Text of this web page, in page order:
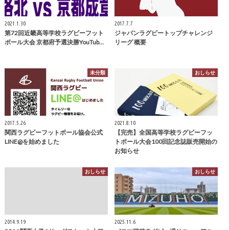
2021.1.30
第72回近畿高等学校ラグビーフット
ボール大会 京都府予選決勝YouTub…
2017.7.7
ジャパンラグビートップチャレンジ
リーグ 概要
未分類
2017.5.26
関西ラグビーフットボール協会公式
LINE@を始めました
おしらせ
2021.8.10
【完売】全国高等学校ラグビーフッ
トボール大会100回記念誌販売開始の
お知らせ
おしらせ
2014.9.19
おしらせ
2025.11.6